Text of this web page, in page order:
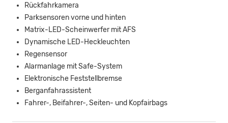
Rückfahrkamera
Parksensoren vorne und hinten
Matrix-LED-Scheinwerfer mit AFS
Dynamische LED-Heckleuchten
Regensensor
Alarmanlage mit Safe-System
Elektronische Feststellbremse
Berganfahrassistent
Fahrer-, Beifahrer-, Seiten- und Kopfairbags